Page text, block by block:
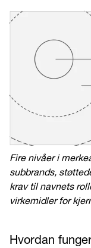
Fire nivåer i
subbrands,
krav til navnets
virkemidler for
Hvordan